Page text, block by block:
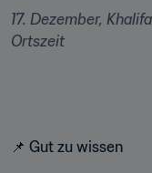
17. Dezember,
Ortszeit
📌 Gut zu wissen